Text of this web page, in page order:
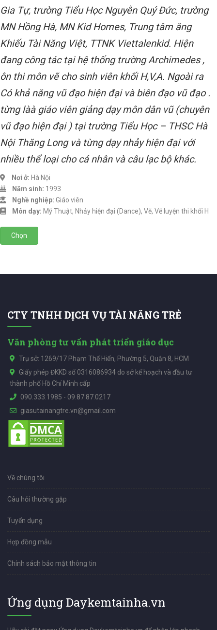
Gia Tự, trường Tiểu Học Nguyễn Quý Đức, trường
MN Hồng Hà, MN Kid Homes, Trung tâm ăng
Khiếu Tài Năng Việt, TTNK Viettalenkid. Hiện
đang công tác tại hệ thống trường Archimedes ,
ôn thi môn vẽ cho sinh viên khối H,V,A. Ngoài ra
Có khả năng vũ đạo hiện đại và biên đạo vũ đạo .
từng làà giáo viên giảng dạy môn dân vũ (chuyên
vũ đạo hiện đại ) tại trường Tiểu Học – THSC Hà
Nội Thăng Long và từng dạy nhảy hiện đại với
nhiều thể loại cho cá nhân và câu lạc bộ khác.
Nơi ở: Hà Nội
Năm sinh: 1993
Nghề nghiệp: Giáo viên
Môn dạy: Mỹ Thuật, Nhảy hiện đại (Dance), Vẽ, Vẽ luyện thi khối H
Chọn
CTY TNHH DỊCH VỤ TÀI NĂNG TRẺ
Văn phòng tư vấn phát triển giáo dục
Trụ sở: 1269/17 Phạm Thế Hiển, Phường 5, Quận 8, HCM
Giấy phép ĐKKD số 0316086934 do sở kế hoạch và đầu tư
thành phố Hồ Chí Minh cấp
090.333.1985 - 09.87.87.0217
giasutainangtre.vn@gmail.com
Về chúng tôi
Câu hỏi thường gặp
Tuyển dụng
Hợp đồng mẫu
Chính sách bảo mật thông tin
Ứng dụng Daykemtainha.vn